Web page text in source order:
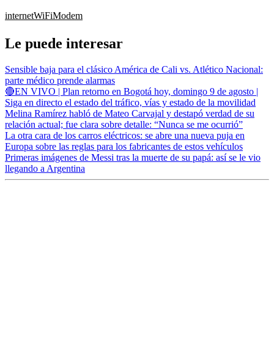
internetWiFiModem
Le puede interesar
Sensible baja para el clásico América de Cali vs. Atlético Nacional:
parte médico prende alarmas
🔴EN VIVO | Plan retorno en Bogotá hoy, domingo 9 de agosto |
Siga en directo el estado del tráfico, vías y estado de la movilidad
Melina Ramírez habló de Mateo Carvajal y destapó verdad de su
relación actual; fue clara sobre detalle: “Nunca se me ocurrió”
La otra cara de los carros eléctricos: se abre una nueva puja en
Europa sobre las reglas para los fabricantes de estos vehículos
Primeras imágenes de Messi tras la muerte de su papá: así se le vio
llegando a Argentina